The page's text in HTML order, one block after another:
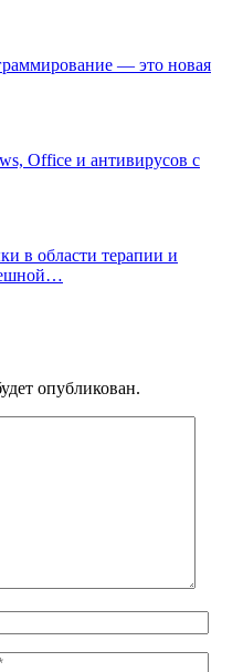
— это новая
Office и антивирусов с
в области терапии и
опубликован.